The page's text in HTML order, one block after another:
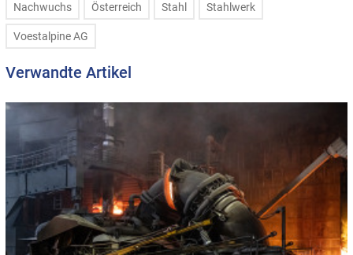
Nachwuchs Österreich Stahl Stahlwerk
Voestalpine AG
Verwandte Artikel